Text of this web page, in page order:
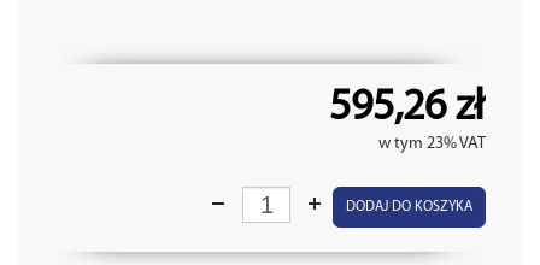
595,26 zł
w tym 23% VAT
DODAJ DO KOSZYKA